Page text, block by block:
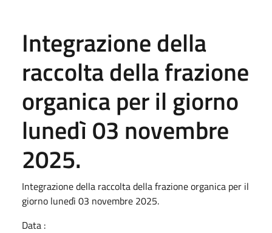
Integrazione della
raccolta della frazione
organica per il giorno
lunedì 03 novembre
2025.
Integrazione della raccolta della frazione organica per il
giorno lunedì 03 novembre 2025.
Data :